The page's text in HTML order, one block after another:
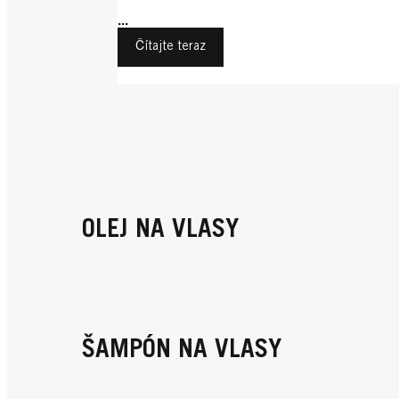
...
Čítajte teraz
OLEJ NA VLASY
ŠAMPÓN NA VLASY